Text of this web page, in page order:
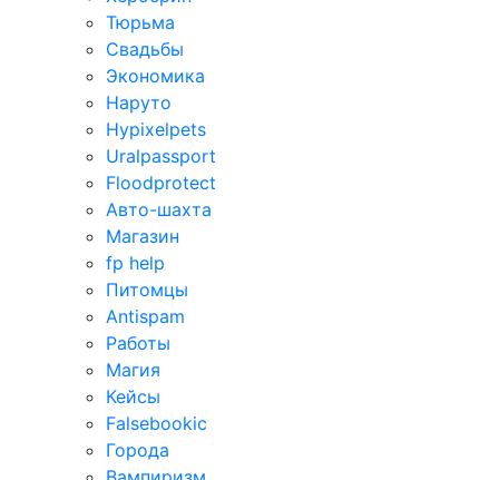
Тюрьма
Свадьбы
Экономика
Наруто
Hypixelpets
Uralpassport
Floodprotect
Авто-шахта
Магазин
fp help
Питомцы
Antispam
Работы
Магия
Кейсы
Falsebookic
Города